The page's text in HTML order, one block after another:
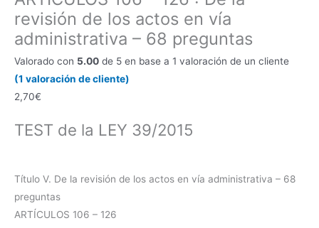
revisión de los actos en vía
administrativa – 68 preguntas
Valorado con 5.00 de 5 en base a 1 valoración de un cliente
(1 valoración de cliente)
2,70€
TEST de la LEY 39/2015
Título V. De la revisión de los actos en vía administrativa – 68
preguntas
ARTÍCULOS 106 – 126
ARTÍCULOS
106
-
126
:
la
de
actos